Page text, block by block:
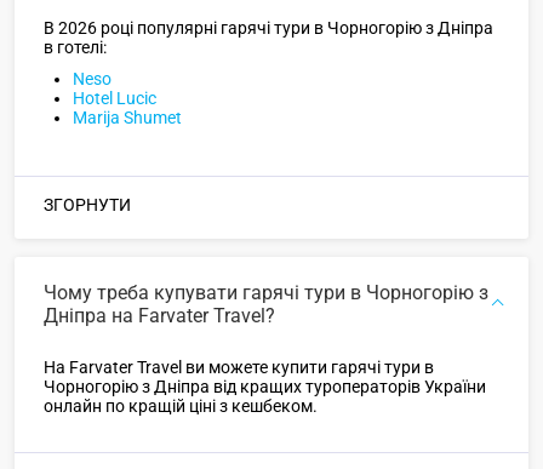
В 2026 році популярні гарячі тури в Чорногорію з Дніпра
в готелі:
Neso
Hotel Lucic
Marija Shumet
ЗГОРНУТИ
Чому треба купувати гарячі тури в Чорногорію з
Дніпра на Farvater Travel?
На Farvater Travel ви можете купити гарячі тури в
Чорногорію з Дніпра від кращих туроператорів України
онлайн по кращій ціні з кешбеком.